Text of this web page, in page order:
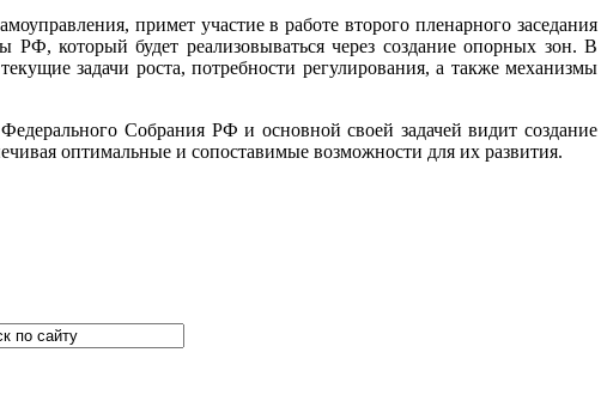
примет участие в работе второго пленарного заседания
который будет реализовываться через создание опорных зон. В
задачи роста, потребности регулирования, а также механизмы
Собрания РФ и основной своей задачей видит создание
оптимальные и сопоставимые возможности для их развития.